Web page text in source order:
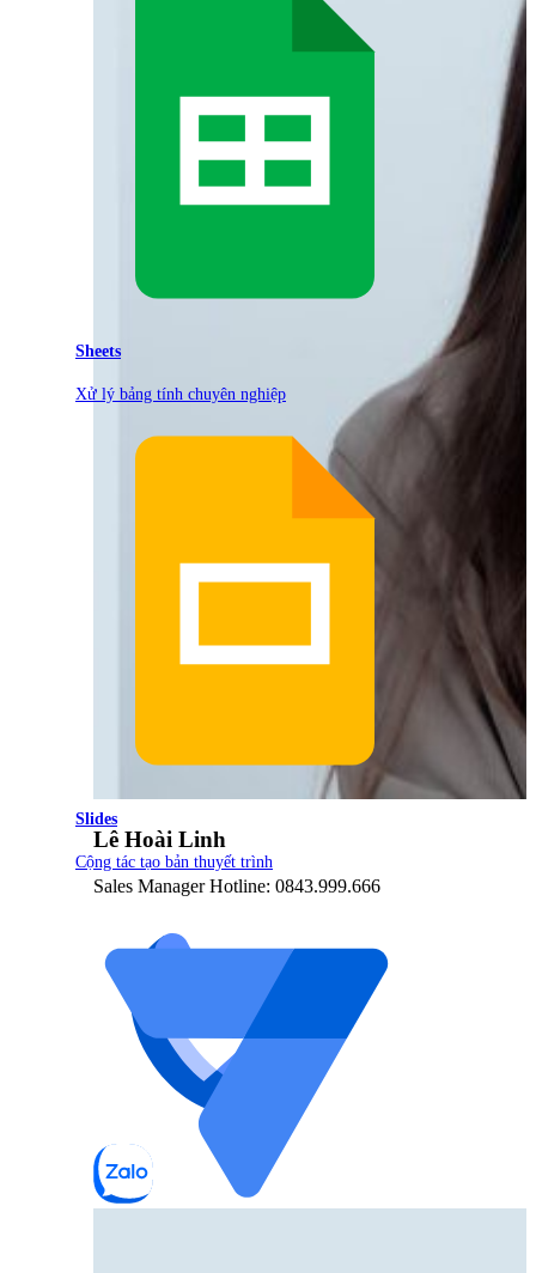
Lê Hoài Linh
Sales Manager Hotline: 0843.999.666
Sheets
Xử lý bảng tính chuyên nghiệp
Slides
Cộng tác tạo bản thuyết trình